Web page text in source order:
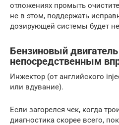
отложениях промыть
не в этом, поддержать
дозирующей системы будет
Бензиновый
непосредственным
Инжектор (от английского
или вдувание).
Если загорелся чек, когда
диагностика скорее всего,